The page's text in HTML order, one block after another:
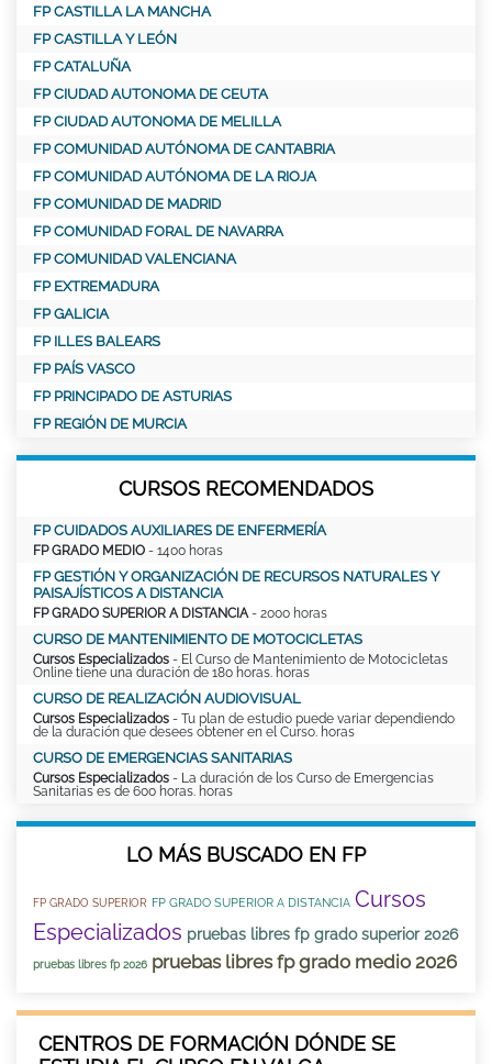
FP CASTILLA LA MANCHA
FP CASTILLA Y LEÓN
FP CATALUÑA
FP CIUDAD AUTONOMA DE CEUTA
FP CIUDAD AUTONOMA DE MELILLA
FP COMUNIDAD AUTÓNOMA DE CANTABRIA
FP COMUNIDAD AUTÓNOMA DE LA RIOJA
FP COMUNIDAD DE MADRID
FP COMUNIDAD FORAL DE NAVARRA
FP COMUNIDAD VALENCIANA
FP EXTREMADURA
FP GALICIA
FP ILLES BALEARS
FP PAÍS VASCO
FP PRINCIPADO DE ASTURIAS
FP REGIÓN DE MURCIA
CURSOS RECOMENDADOS
FP CUIDADOS AUXILIARES DE ENFERMERÍA
FP GRADO MEDIO - 1400 horas
FP GESTIÓN Y ORGANIZACIÓN DE RECURSOS NATURALES Y
PAISAJÍSTICOS A DISTANCIA
FP GRADO SUPERIOR A DISTANCIA - 2000 horas
CURSO DE MANTENIMIENTO DE MOTOCICLETAS
Cursos Especializados - El Curso de Mantenimiento de Motocicletas
Online tiene una duración de 180 horas. horas
CURSO DE REALIZACIÓN AUDIOVISUAL
Cursos Especializados - Tu plan de estudio puede variar dependiendo
de la duración que desees obtener en el Curso. horas
CURSO DE EMERGENCIAS SANITARIAS
Cursos Especializados - La duración de los Curso de Emergencias
Sanitarias es de 600 horas. horas
LO MÁS BUSCADO EN FP
FP GRADO SUPERIOR FP GRADO SUPERIOR A DISTANCIA Cursos
Especializados pruebas libres fp grado superior 2026
pruebas libres fp 2026 pruebas libres fp grado medio 2026
CENTROS DE FORMACIÓN DÓNDE SE